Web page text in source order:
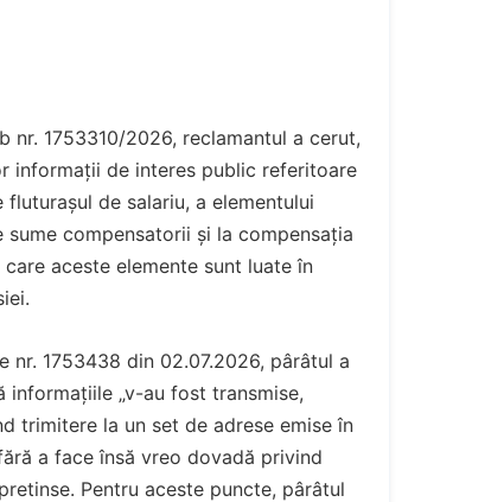
nr. 1753310/2026, reclamantul a cerut,
informații de interes public referitoare
de salariu, a elementului
compensatorii și la compensația
aceste elemente sunt luate în
nr. 1753438 din 02.07.2026, pârâtul a
informațiile „v-au fost transmise,
trimitere la un set de adrese emise în
a face însă vreo dovadă privind
Pentru aceste puncte, pârâtul